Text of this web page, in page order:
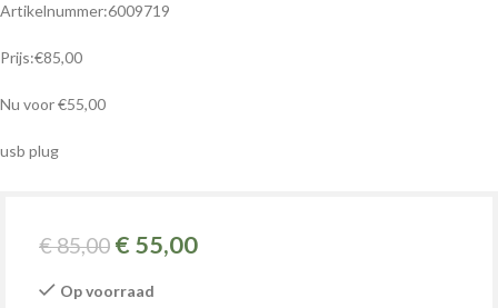
Artikelnummer:6009719
Prijs:€85,00
Nu voor €55,00
usb plug
€85,00 € 55,00
Op voorraad